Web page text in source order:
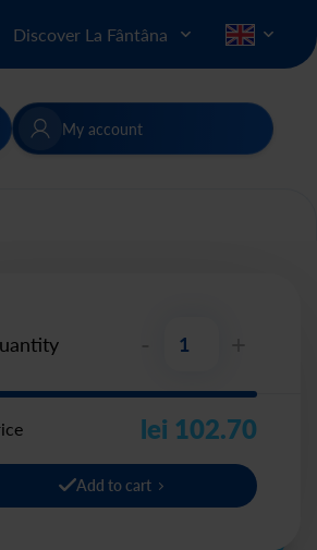
Discover La Fântâna
My account
lei 102.70
Add to cart